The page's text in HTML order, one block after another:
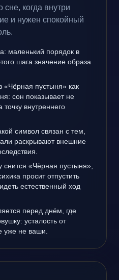
сне, когда внутри
и нужен спокойный
маленький порядок в
шага значение образа
«Чёрная пустыня» как
сон показывает не
внутреннего
символ связан с тем,
раскрывают внешние
«Чёрная пустыня»,
просит отпустить
естественный ход
перед днём, где
усталость от
уже не ваши.